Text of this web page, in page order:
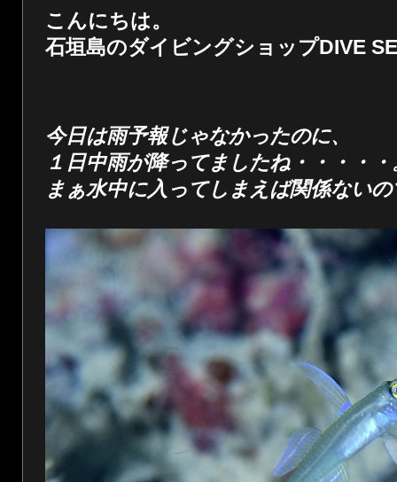
こんにちは。
石垣島のダイビングショップDIVE
今日は雨予報じゃなかったのに、
１日中雨が降ってましたね・・・・・
まぁ水中に入ってしまえば関係ない